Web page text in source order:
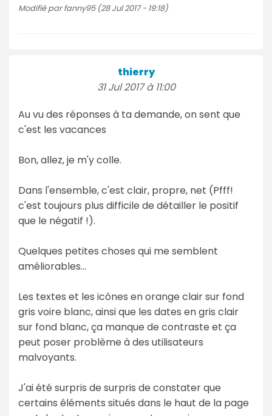
Modifié par fanny95 (28 Jul 2017 - 19:18)
thierry
31 Jul 2017 à 11:00
Au vu des réponses à ta demande, on sent que
c'est les vacances
Bon, allez, je m'y colle.
Dans l'ensemble, c'est clair, propre, net (Pfff!
c'est toujours plus difficile de détailler le positif
que le négatif !).
Quelques petites choses qui me semblent
améliorables...
Les textes et les icônes en orange clair sur fond
gris voire blanc, ainsi que les dates en gris clair
sur fond blanc, ça manque de contraste et ça
peut poser problème à des utilisateurs
malvoyants.
J'ai été surpris de surpris de constater que
certains éléments situés dans le haut de la page